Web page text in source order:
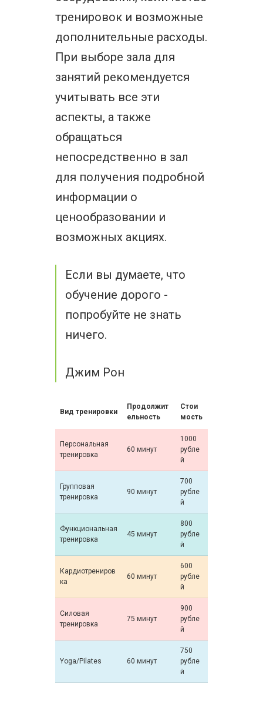
тренировок и возможные
дополнительные расходы.
При выборе зала для
занятий рекомендуется
учитывать все эти
аспекты, а также
обращаться
непосредственно в зал
для получения подробной
информации о
ценообразовании и
возможных акциях.
Если вы думаете, что
обучение дорого -
попробуйте не знать
ничего.
Джим Рон
Вид тренировки
Продолжит
ельность
Стои
мость
Персональная
тренировка
60 минут
1000
рубле
й
Групповая
тренировка
90 минут
700
рубле
й
Функциональная
тренировка
45 минут
800
рубле
й
Кардиотрениров
ка
60 минут
600
рубле
й
Силовая
тренировка
75 минут
900
рубле
й
Yoga/Pilates 60 минут
750
рубле
й